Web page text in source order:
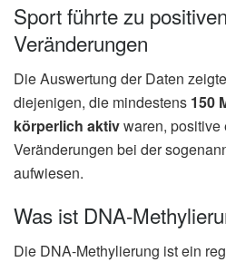
Sport führte zu
Veränderungen
Die Auswertung der Daten
diejenigen, die mindestens 150
körperlich aktivwaren,
Veränderungen bei der
aufwiesen.
Was ist DNA-
Die DNA-Methylierung ist ein